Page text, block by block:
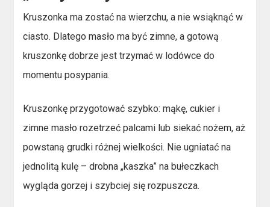
Kruszonka ma zostać na wierzchu, a nie wsiąknąć w
ciasto. Dlatego masło ma być zimne, a gotową
kruszonkę dobrze jest trzymać w lodówce do
momentu posypania.
Kruszonkę przygotować szybko: mąkę, cukier i
zimne masło rozetrzeć palcami lub siekać nożem, aż
powstaną grudki różnej wielkości. Nie ugniatać na
jednolitą kulę – drobna „kaszka” na bułeczkach
wygląda gorzej i szybciej się rozpuszcza.